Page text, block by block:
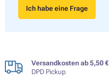
Ich habe eine Frage
Versandkosten ab 5,50 €
DPD Pickup